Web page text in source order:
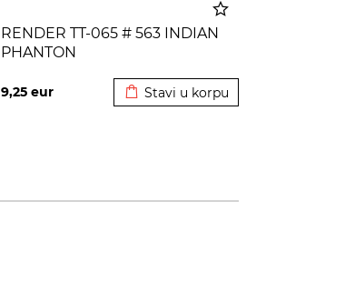
RENDER TT-065 # 563 INDIAN
PHANTON
9,25 eur Stavi u korpu